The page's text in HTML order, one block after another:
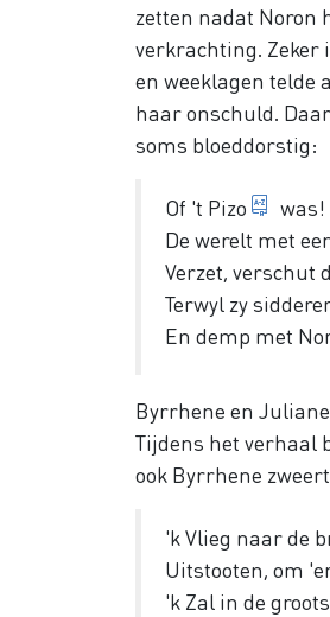
zetten nadat Noron
verkrachting. Zeker
en weeklagen telde
haar onschuld.
soms bloeddorstig:
Of 't Pizo Pizo
was!
De werelt met
Verzet, verschut
Terwyl zy
En demp met
Byrrhene en
Tijdens het verhaal
ook Byrrhene
'k Vlieg naar de
Uitstooten, om
'k Zal in de